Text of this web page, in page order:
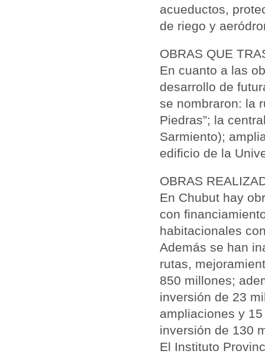
acueductos,
de riego y
OBRAS QUE
En cuanto a las
desarrollo de
se nombraron: la
Piedras”; la
Sarmiento);
edificio de la
OBRAS
En Chubut hay
con
habitacionales
Además se han
rutas,
850 millones;
inversión de 23
ampliaciones y
inversión de 130
El Instituto